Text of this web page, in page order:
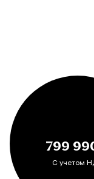
799
С учетом